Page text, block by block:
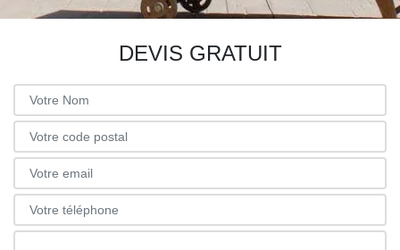
DEVIS GRATUIT